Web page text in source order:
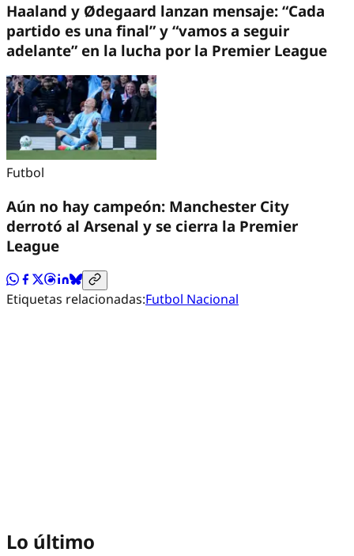
Haaland y Ødegaard lanzan mensaje: “Cada
partido es una final” y “vamos a seguir
adelante” en la lucha por la Premier League
Futbol
Aún no hay campeón: Manchester City
derrotó al Arsenal y se cierra la Premier
League
Etiquetas relacionadas:Futbol Nacional
Lo último